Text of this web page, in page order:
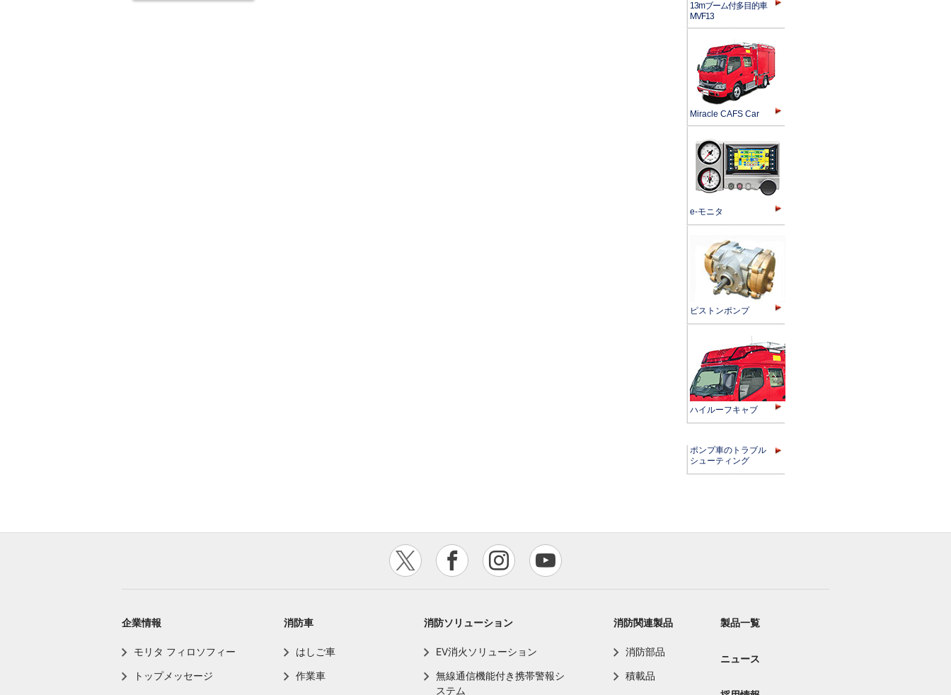
13mブーム付多目的車
MVF13
Miracle CAFS Car
e-モニタ
ピストンポンプ
ハイルーフキャブ
ポンプ車のトラブル
シューティング
企業情報
モリタ フィロソフィー
トップメッセージ
消防車
はしご車
作業車
消防ソリューション
EV消火ソリューション
無線通信機能付き携帯警報シ
ステム
消防関連製品
消防部品
積載品
製品一覧
ニュース